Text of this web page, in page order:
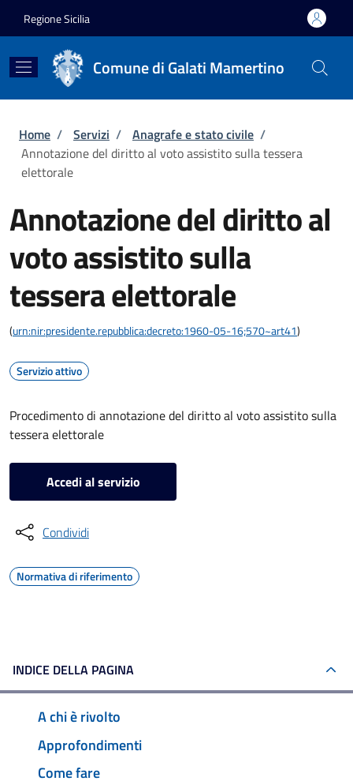
Regione Sicilia
Comune di Galati Mamertino
Briciole di pane
Home / Servizi / Anagrafe e stato civile /
Annotazione del diritto al voto assistito sulla tessera
elettorale
Annotazione del diritto al
voto assistito sulla
tessera elettorale
(urn:nir:presidente.repubblica:decreto:1960-05-16;570~art41)
Servizio attivo
Procedimento di annotazione del diritto al voto assistito sulla
tessera elettorale
Accedi al servizio
Condividi
Normativa di riferimento
INDICE DELLA PAGINA
A chi è rivolto
Approfondimenti
Come fare